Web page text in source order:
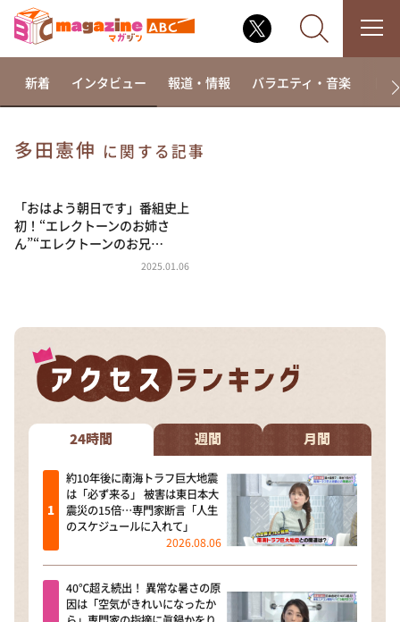
相席食堂
これ余談なんですけど・・・
～人生密着トークバラエティ！～ やすとものいたっ
河合＆A.B.C-Z塚田×福井アナ「なんでやねん！？」
（news おかえり）
DAIGOも台所 ～きょうの献立 何にする？～
本日はダイアンなり！シーズン２
朝だ！生です旅サラダ
教えて！ニュースライブ 正義のミカタ
ＬＩＦＥ～夢のカタチ～
新婚さんいらっしゃい！
ポツンと一軒家
新着 インタビュー 報道・情報 バラエティ・音楽 ド
多田憲伸 に関する記事
「おはよう朝日です」番組史上
初！“エレクトーンのお姉さ
ん”“エレクトーンのお兄…
2025.01.06
24時間 週間 月間
約10年後に南海トラフ巨大地震
は「必ず来る」 被害は東日本大
震災の15倍…専門家断言「人生
のスケジュールに入れて」
2026.08.06
40℃超え続出！ 異常な暑さの原
因は「空気がきれいになったか